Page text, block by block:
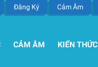
Đăng Ký Cảm Âm
CẢM ÂM KIẾN THỨC